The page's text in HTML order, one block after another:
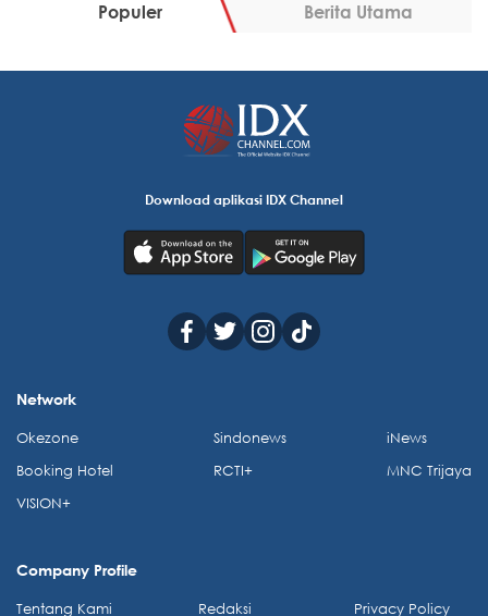
Populer Berita Utama
Download aplikasi IDX Channel
Network
Okezone
Booking Hotel
VISION+
Sindonews
RCTI+
iNews
MNC Trijaya
Company Profile
Tentang Kami Redaksi Privacy Policy